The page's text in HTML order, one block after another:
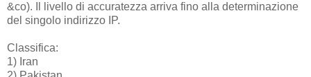
&co). Il livello di accuratezza arriva fino alla determinazione
del singolo indirizzo IP.
Classifica:
1) Iran